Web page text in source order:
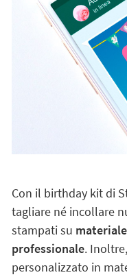
Con il birthday kit di
tagliare né incollare
stampati su
professionale.
personalizzato in